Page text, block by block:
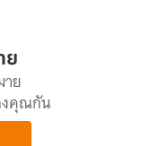
ย
ย
งคุณกัน